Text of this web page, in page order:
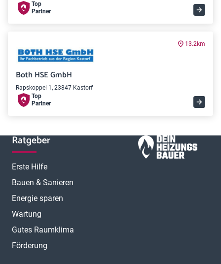
Top
Partner
13.2km
Both HSE GmbH
Rapskoppel 1, 23847 Kastorf
Top
Partner
Ratgeber
Erste Hilfe
Bauen & Sanieren
Energie sparen
Wartung
Gutes Raumklima
Förderung